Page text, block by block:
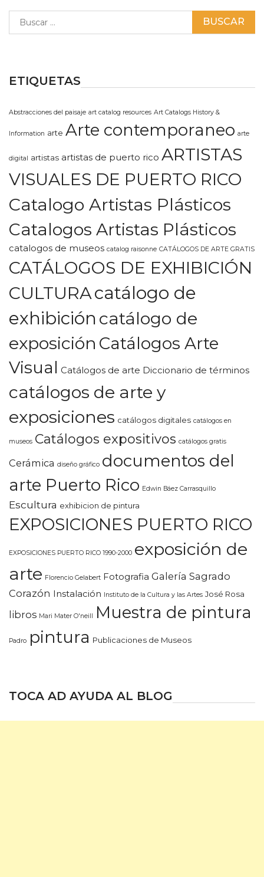
ETIQUETAS
Abstracciones del paisaje art catalog resources Art Catalogs History &
Information arte Arte contemporaneo arte
digital artistas artistas de puerto rico ARTISTAS
VISUALES DE PUERTO RICO
Catalogo Artistas Plásticos
Catalogos Artistas Plásticos
catalogos de museos catalog raisonne CATÁLOGOS DE ARTE GRATIS
CATÁLOGOS DE EXHIBICIÓN
CULTURAcatálogo de
exhibición catálogo de
exposición Catálogos Arte
Visual Catálogos de arte Diccionario de términos
catálogos de arte y
exposiciones catálogos digitales catálogos en
museos Catálogos expositivos catálogos gratis
Cerámica diseño gráfico documentos del
arte Puerto Rico Edwin Báez Carrasquillo
Escultura exhibicion de pintura
EXPOSICIONES PUERTO RICO
EXPOSICIONES PUERTO RICO 1990-2000 exposición de
arte Florencio Gelabert Fotografia Galería Sagrado
Corazón Instalación Instituto de la Cultura y las Artes José Rosa
libros Mari Mater O'neill Muestra de pintura
Padro pintura Publicaciones de Museos
TOCA AD AYUDA AL BLOG